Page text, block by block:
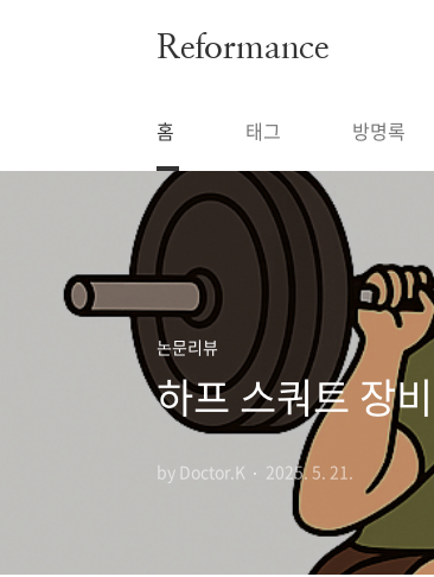
Reformance
홈 태그 방명록
논문리뷰
하프 스쿼트 장
by Doctor.K 2025. 5. 21.